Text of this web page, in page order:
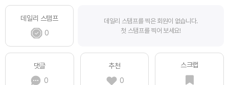
데일리 스탬프
0
데일리 스탬프를 찍은 회원이 없습니다.
첫 스탬프를 찍어 보세요!
댓글
0
추천
0
스크랩